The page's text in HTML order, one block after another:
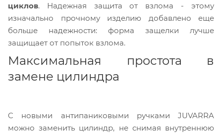
циклов. Надежная защита от взлома - этому
изначально прочному изделию добавлено еще
больше надежности: форма защелки лучше
защищает от попыток взлома.
Максимальная простота в
замене цилиндра
C новыми антипаниковыми ручками JUVARRA
можно заменить цилиндр, не снимая внутреннюю